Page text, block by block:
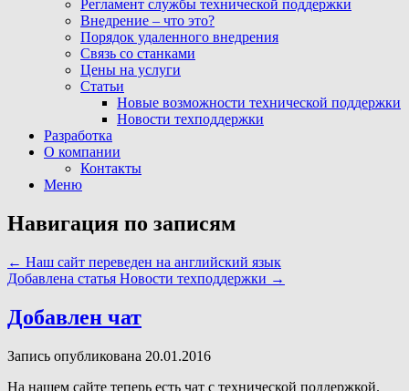
Регламент службы технической поддержки
Внедрение – что это?
Порядок удаленного внедрения
Связь со станками
Цены на услуги
Статьи
Новые возможности технической поддержки
Новости техподдержки
Разработка
О компании
Контакты
Меню
Навигация по записям
← Наш сайт переведен на английский язык
Добавлена статья Новости техподдержки →
Добавлен чат
Запись опубликована 20.01.2016
На нашем сайте теперь есть чат с технической поддержкой.